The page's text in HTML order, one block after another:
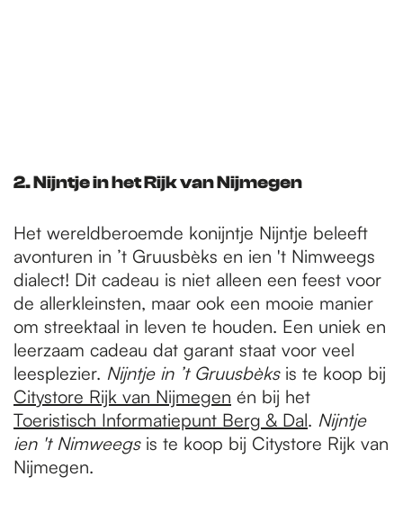
2. Nijntje in het Rijk van Nijmegen
Het wereldberoemde konijntje Nijntje beleeft
avonturen in ’t Gruusbèks en ien 't Nimweegs
dialect! Dit cadeau is niet alleen een feest voor
de allerkleinsten, maar ook een mooie manier
om streektaal in leven te houden. Een uniek en
leerzaam cadeau dat garant staat voor veel
leesplezier. Nijntje in ’t Gruusbèksis te koop bij
Citystore Rijk van Nijmegen én bij het
Toeristisch Informatiepunt Berg & Dal. Nijntje
ien 't Nimweegsis te koop bij Citystore Rijk van
Nijmegen.